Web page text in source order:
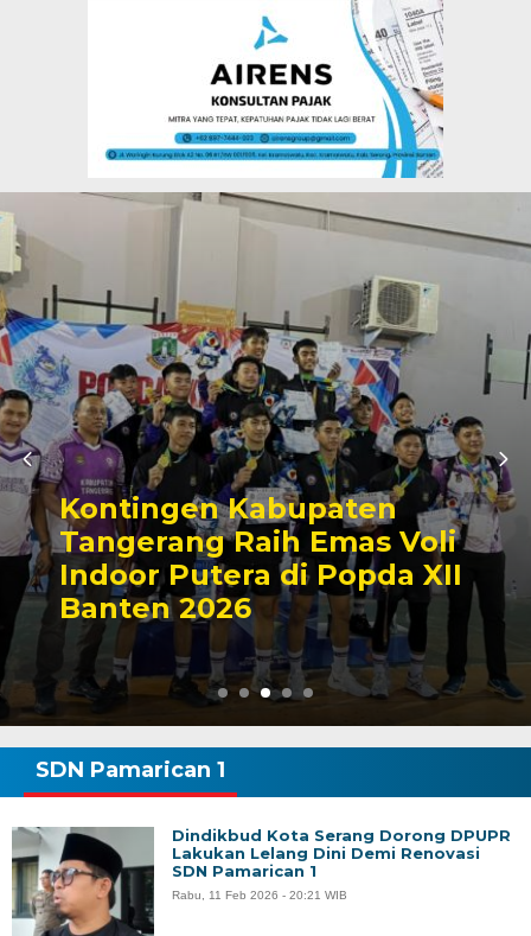
Kontingen Kabupaten
Tangerang Raih Emas Voli
Indoor Putera di Popda XII
Banten 2026
SDN Pamarican 1
Dindikbud Kota Serang Dorong DPUPR
Lakukan Lelang Dini Demi Renovasi
SDN Pamarican 1
Rabu, 11 Feb 2026 - 20:21 WIB